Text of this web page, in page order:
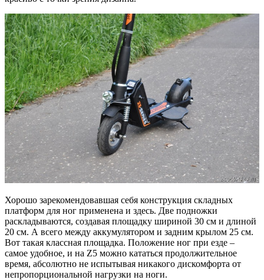
Хорошо зарекомендовавшая себя конструкция складных
платформ для ног применена и здесь. Две подножки
раскладываются, создавая площадку шириной 30 см и длиной
20 см. А всего между аккумулятором и задним крылом 25 см.
Вот такая классная площадка. Положение ног при езде –
самое удобное, и на Z5 можно кататься продолжительное
время, абсолютно не испытывая никакого дискомфорта от
непропорциональной нагрузки на ноги.